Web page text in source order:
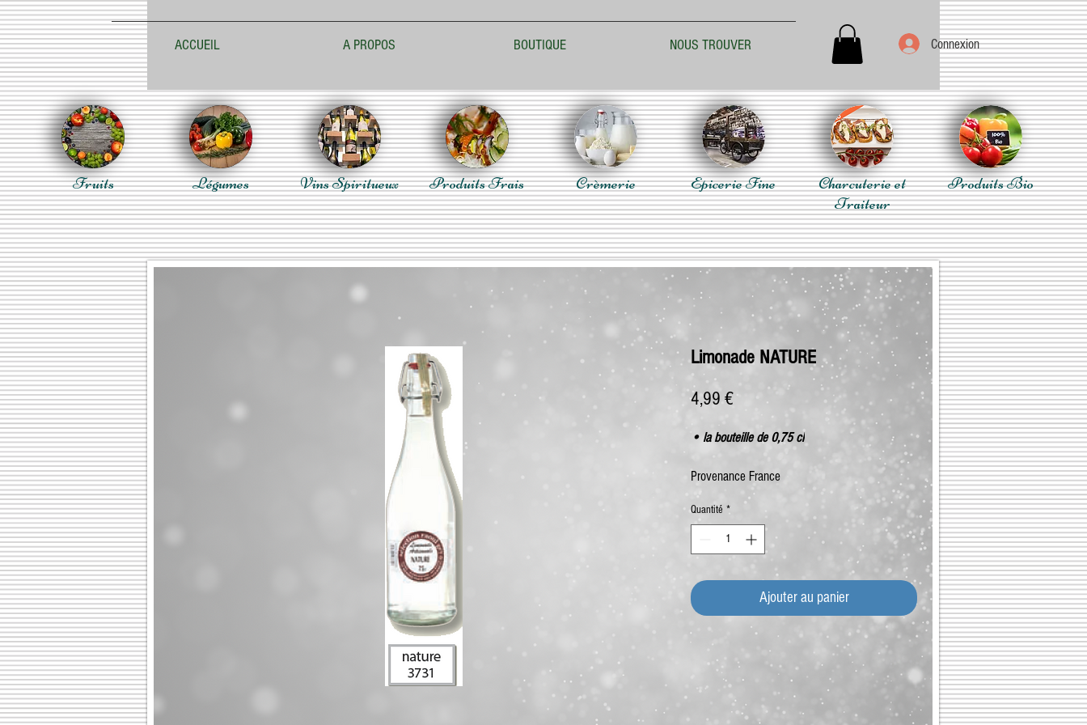
ACCUEIL A PROPOS BOUTIQUE NOUS TROUVER Connexion
Fruits Légumes Vins Spiritueux Produits Frais Crèmerie Epicerie Fine
Charcuterie et
Traiteur
Produits Bio
Limonade NATURE
4,99 €Prix
• la bouteille de 0,75 cl
Provenance France
Quantité *
Ajouter au panier